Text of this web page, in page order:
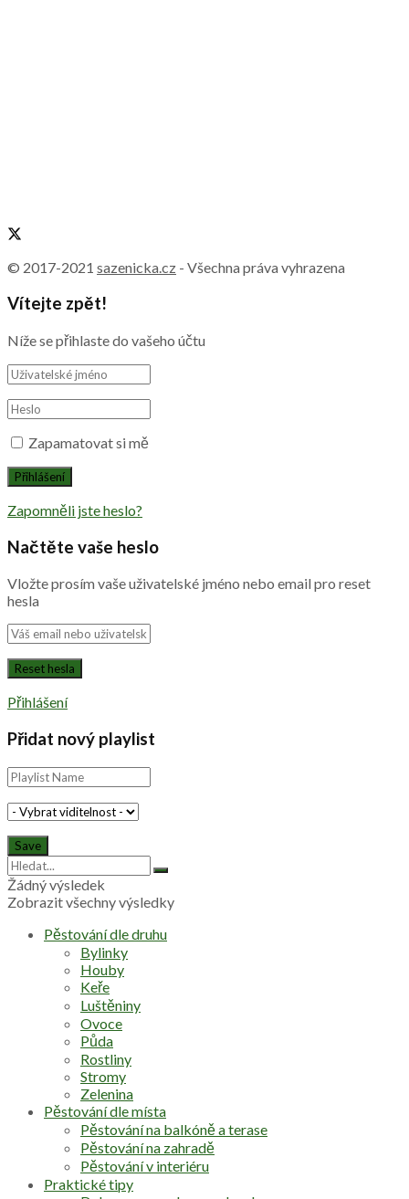
© 2017-2021 sazenicka.cz - Všechna práva vyhrazena
Vítejte zpět!
Níže se přihlaste do vašeho účtu
Zapamatovat si mě
Zapomněli jste heslo?
Načtěte vaše heslo
Vložte prosím vaše uživatelské jméno nebo email pro reset
hesla
Přihlášení
Přidat nový playlist
Žádný výsledek
Zobrazit všechny výsledky
Pěstování dle druhu
Bylinky
Houby
Keře
Luštěniny
Ovoce
Půda
Rostliny
Stromy
Zelenina
Pěstování dle místa
Pěstování na balkóně a terase
Pěstování na zahradě
Pěstování v interiéru
Praktické tipy